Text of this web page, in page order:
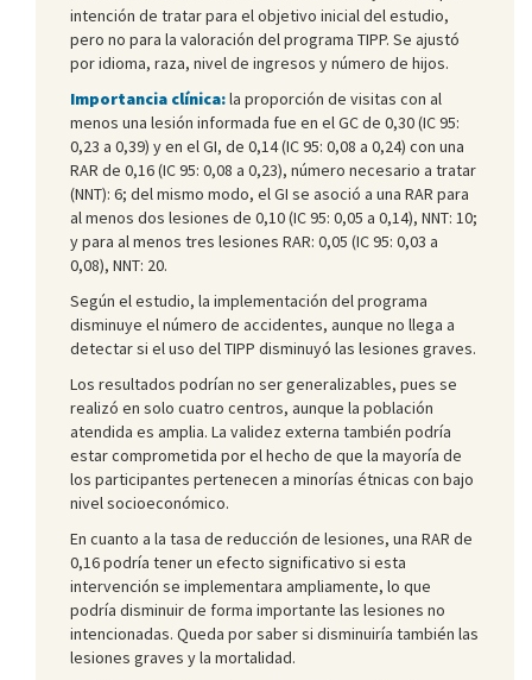
intención de tratar para el objetivo inicial del estudio,
pero no para la valoración del programa TIPP. Se ajustó
por idioma, raza, nivel de ingresos y número de hijos.
Importancia clínica:la proporción de visitas con al
menos una lesión informada fue en el GC de 0,30 (IC 95:
0,23 a 0,39) y en el GI, de 0,14 (IC 95: 0,08 a 0,24) con una
RAR de 0,16 (IC 95: 0,08 a 0,23), número necesario a tratar
(NNT): 6; del mismo modo, el GI se asoció a una RAR para
al menos dos lesiones de 0,10 (IC 95: 0,05 a 0,14), NNT: 10;
y para al menos tres lesiones RAR: 0,05 (IC 95: 0,03 a
0,08), NNT: 20.
Según el estudio, la implementación del programa
disminuye el número de accidentes, aunque no llega a
detectar si el uso del TIPP disminuyó las lesiones graves.
Los resultados podrían no ser generalizables, pues se
realizó en solo cuatro centros, aunque la población
atendida es amplia. La validez externa también podría
estar comprometida por el hecho de que la mayoría de
los participantes pertenecen a minorías étnicas con bajo
nivel socioeconómico.
En cuanto a la tasa de reducción de lesiones, una RAR de
0,16 podría tener un efecto significativo si esta
intervención se implementara ampliamente, lo que
podría disminuir de forma importante las lesiones no
intencionadas. Queda por saber si disminuiría también las
lesiones graves y la mortalidad.